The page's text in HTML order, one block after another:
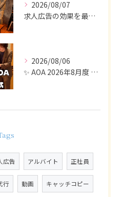
2026/08/07
求人広告の効果を最大化するために最も重要なのは、掲載タイミン...
2026/08/06
✨ AOA 2026年8月度 表彰式レポート ✨
広告 アルバイト 正社員
行 動画 キャッチコピー